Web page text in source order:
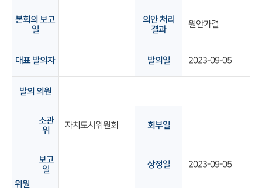
본회의 보고
일
의안 처리
결과
원안가결
대표 발의자 발의일 2023-09-05
발의 의원
위원
소관
위
자치도시위원회 회부일
보고
일
상정일 2023-09-05